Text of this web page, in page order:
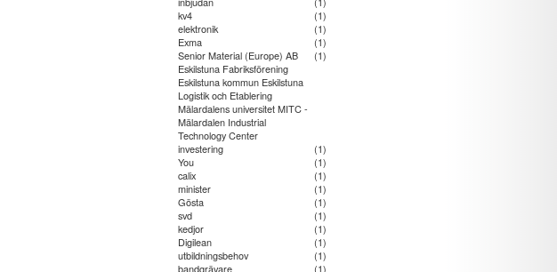
kv4
(1)
elektronik
(1)
Exma
(1)
Senior Material (Europe) AB
Eskilstuna Fabriksförening
Eskilstuna kommun Eskilstuna
Logistik och Etablering
Mälardalens universitet MITC -
Mälardalen Industrial
Technology Center
(1)
investering
(1)
You
(1)
calix
(1)
minister
(1)
Gösta
(1)
svd
(1)
kedjor
(1)
Digilean
(1)
utbildningsbehov
(1)
bandgrävare
(1)